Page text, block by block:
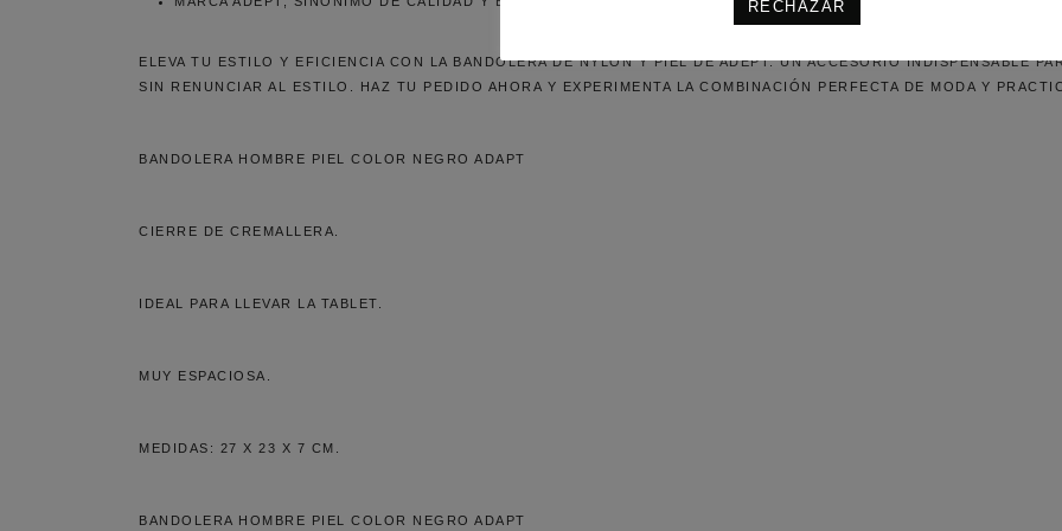
ELEVA TU ESTILO Y EFICIENCIA CON LA BANDOLERA DE NYLON Y PIEL DE ADEPT. UN ACCESORIO INDISPENSABLE
SIN RENUNCIAR AL ESTILO. HAZ TU PEDIDO AHORA Y EXPERIMENTA LA COMBINACIÓN PERFECTA DE MODA Y
BANDOLERA HOMBRE PIEL COLOR NEGRO ADAPT
CIERRE DE CREMALLERA.
IDEAL PARA LLEVAR LA TABLET.
MUY ESPACIOSA.
MEDIDAS: 27 X 23 X 7 CM.
BANDOLERA HOMBRE PIEL COLOR NEGRO ADAPT
RECHAZAR